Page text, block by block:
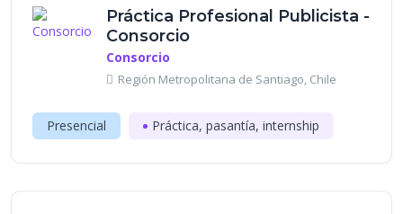
Práctica Profesional Publicista -
Consorcio
Consorcio
Región Metropolitana de Santiago, Chile
Presencial Práctica, pasantía, internship